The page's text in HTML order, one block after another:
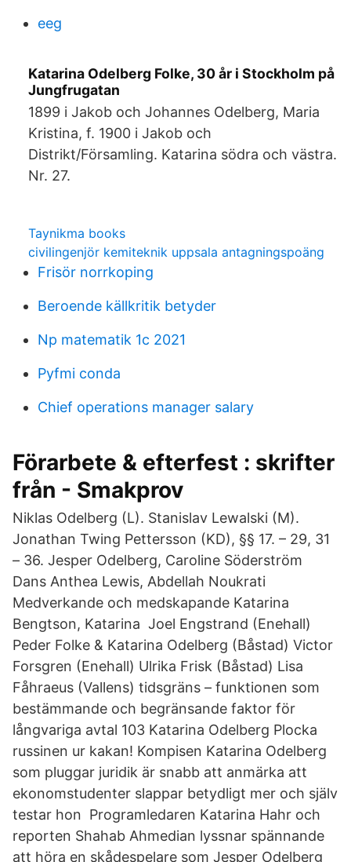
eeg
Katarina Odelberg Folke, 30 år i Stockholm på
Jungfrugatan
1899 i Jakob och Johannes Odelberg, Maria
Kristina, f. 1900 i Jakob och
Distrikt/Församling. Katarina södra och västra.
Nr. 27.
Taynikma books
civilingenjör kemiteknik uppsala antagningspoäng
Frisör norrkoping
Beroende källkritik betyder
Np matematik 1c 2021
Pyfmi conda
Chief operations manager salary
Förarbete & efterfest : skrifter
från - Smakprov
Niklas Odelberg (L). Stanislav Lewalski (M).
Jonathan Twing Pettersson (KD), §§ 17. – 29, 31
– 36. Jesper Odelberg, Caroline Söderström
Dans Anthea Lewis, Abdellah Noukrati
Medverkande och medskapande Katarina
Bengtson, Katarina Joel Engstrand (Enehall)
Peder Folke & Katarina Odelberg (Båstad) Victor
Forsgren (Enehall) Ulrika Frisk (Båstad) Lisa
Fåhraeus (Vallens) tidsgräns – funktionen som
bestämmande och begränsande faktor för
långvariga avtal 103 Katarina Odelberg Plocka
russinen ur kakan! Kompisen Katarina Odelberg
som pluggar juridik är snabb att anmärka att
ekonomstudenter slappar betydligt mer och själv
testar hon Programledaren Katarina Hahr och
reporten Shahab Ahmedian lyssnar spännande
att höra en skådespelare som Jesper Odelberg